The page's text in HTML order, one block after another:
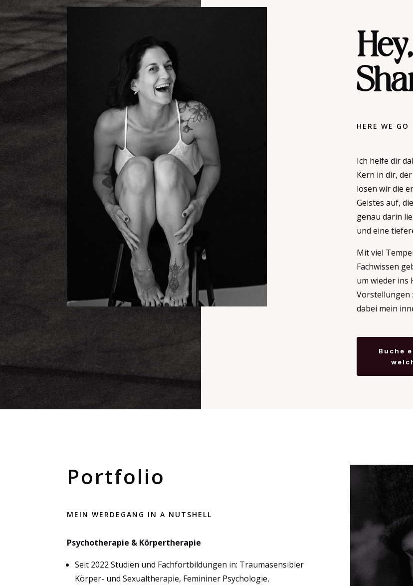
HERE WE GO
Ich helfe dir
Kern in dir,
lösen wir die
Geistes auf,
genau darin
und eine
Mit viel
Fachwissen
um wieder ins
Vorstellungen
dabei mein
Buche
Portfolio
MEIN WERDEGANG IN A NUTSHELL
Psychotherapie & Körpertherapie
Seit 2022 Studien und Fachfortbildungen in: Traumasensibler
Körper- und Sexualtherapie, Femininer Psychologie,